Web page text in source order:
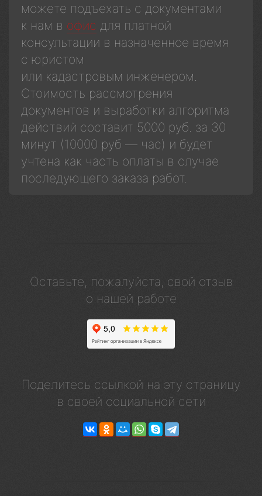
можете подъехать с документами
к нам в офис для платной
консультации в назначенное время
с юристом
или кадастровым инженером.
Стоимость рассмотрения
документов и выработки алгоритма
действий составит 5000 руб. за 30
минут (10000 руб — час) и будет
учтена как часть оплаты в случае
последующего заказа работ.
Оставьте, пожалуйста, свой отзыв
о нашей работе
Поделитесь ссылкой на эту страницу
в своей социальной сети